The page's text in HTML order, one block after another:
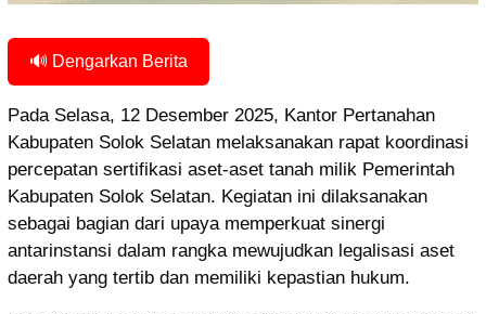
🔊 Dengarkan Berita
Pada Selasa, 12 Desember 2025, Kantor Pertanahan
Kabupaten Solok Selatan melaksanakan rapat koordinasi
percepatan sertifikasi aset-aset tanah milik Pemerintah
Kabupaten Solok Selatan. Kegiatan ini dilaksanakan
sebagai bagian dari upaya memperkuat sinergi
antarinstansi dalam rangka mewujudkan legalisasi aset
daerah yang tertib dan memiliki kepastian hukum.